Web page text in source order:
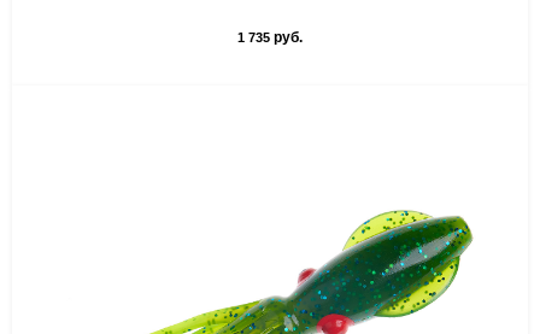
1 735 руб.